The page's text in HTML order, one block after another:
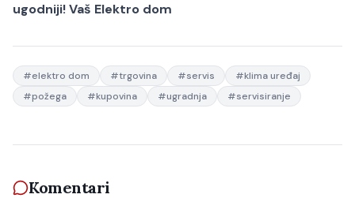
ugodniji!Vaš Elektro dom
#elektro dom #trgovina #servis #klima uređaj
#požega #kupovina #ugradnja #servisiranje
Komentari